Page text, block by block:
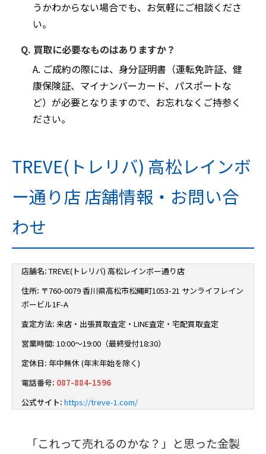
うかわからない場合でも、お気軽にご相談くださ
い。
Q. 買取に必要なものはありますか？
A. ご成約の際には、身分証明書（運転免許証、健
康保険証、マイナンバーカード、パスポートな
ど）が必要となりますので、お忘れなくご持参く
ださい。
TREVE(トレリバ) 高松レインボ
ー通り店 店舗情報・お問い合
わせ
店舗名: TREVE(トレリバ) 高松レインボー通り店
住所: 〒760-0079 香川県高松市松縄町1053-21 サンライフレイン
ボービル1F-A
査定方法: 来店・出張買取査定・LINE査定・宅配買取査定
営業時間: 10:00～19:00（最終受付18:30）
定休日: 年中無休 (年末年始を除く)
電話番号: 087-884-1596
公式サイト: https://treve-1.com/
「これって売れるのかな？」と思った金製